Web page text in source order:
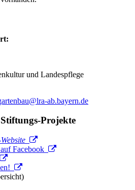
und Landespflege
ab.bayern.de
Projekte
auf Facebook